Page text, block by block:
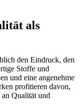
als
den Eindruck, den
Stoffe und
und eine angenehme
profitieren davon,
Qualität und